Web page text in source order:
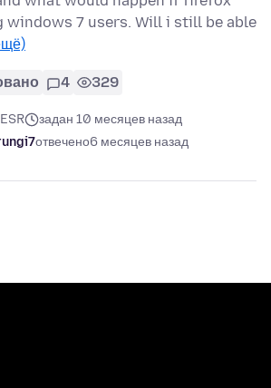
7 users. Will i still be able
4 329
ESR
задан 10 месяцев назад
отвечено6 месяцев назад